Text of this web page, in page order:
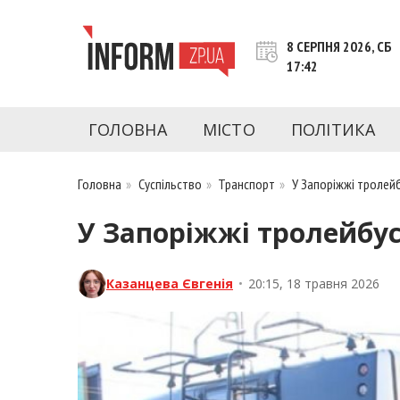
INFORM.ZP.UA – це інформаційний
Запоріжжя та Запорізької області на день.
8 СЕРПНЯ 2026, СБ
17:42
ГОЛОВНА МІСТО ПОЛІТИКА
Головна » Суспільство » Транспорт » У Запоріжжі
У Запоріжжі
Казанцева Євгенія • 20:15, 18 травня 2026